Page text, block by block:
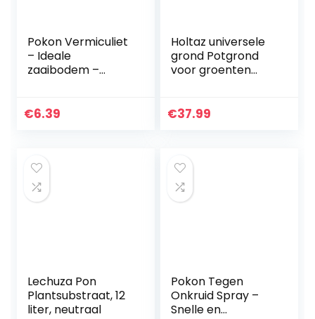
Pokon Vermiculiet
– Ideale
zaaibodem –
eigen potgrondmix
€6.39
Holtaz universele
grond Potgrond
voor groenten
Tuingrond met
€37.99
Lechuza Pon
Plantsubstraat, 12
liter, neutraal
Pokon Tegen
Onkruid Spray –
Snelle en